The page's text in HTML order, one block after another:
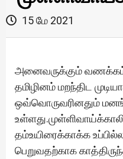
15 மே 2021
அனைவருக்கும்
தமிழினம் மறந்திட
ஒவ்வொருவரினதும்
தம்உயிரைக்காக்க
பெறுவதற்காக